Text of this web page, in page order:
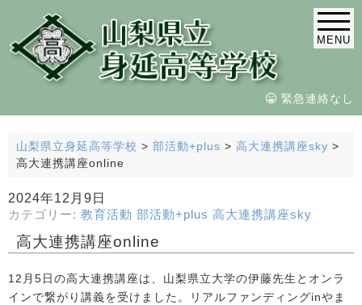
MENU
緊急連絡なし
山梨県立身延高等学校 > 部活動+plus > 高大連携講座sky >
高大連携講座online
2024年12月9日
カテゴリー: 教育活動 部活動+plus 高大連携講座sky
高大連携講座online
12月5日の高大連携講座は、山梨県立大学の伊藤先生とオンラ
インで繋がり講義を受けました。リアルファンディングinやま